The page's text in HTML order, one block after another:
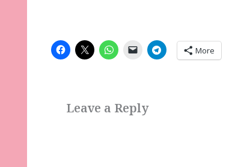
More
Leave a Reply